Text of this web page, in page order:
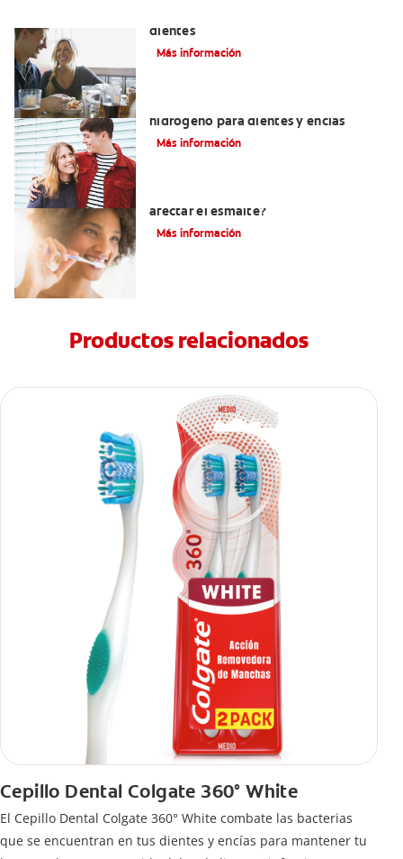
dientes
Más información
hidrógeno para dientes y encías
Más información
afectar el esmalte?
Más información
Productos relacionados
Cepillo Dental Colgate 360° White
El Cepillo Dental Colgate 360° White combate las bacterias
que se encuentran en tus dientes y encías para mantener tu